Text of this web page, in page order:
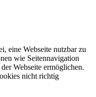
eine Webseite nutzbar zu
wie Seitennavigation
Webseite ermöglichen.
nicht richtig